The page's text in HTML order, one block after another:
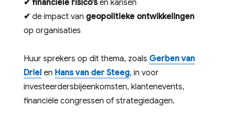
✔ financiële risico’sen kansen
✔ de impact van geopolitieke ontwikkelingen
op organisaties
Huur sprekers op dit thema, zoals Gerben van
Driel en Hans van der Steeg, in voor
investeerdersbijeenkomsten, klantenevents,
financiële congressen of strategiedagen.